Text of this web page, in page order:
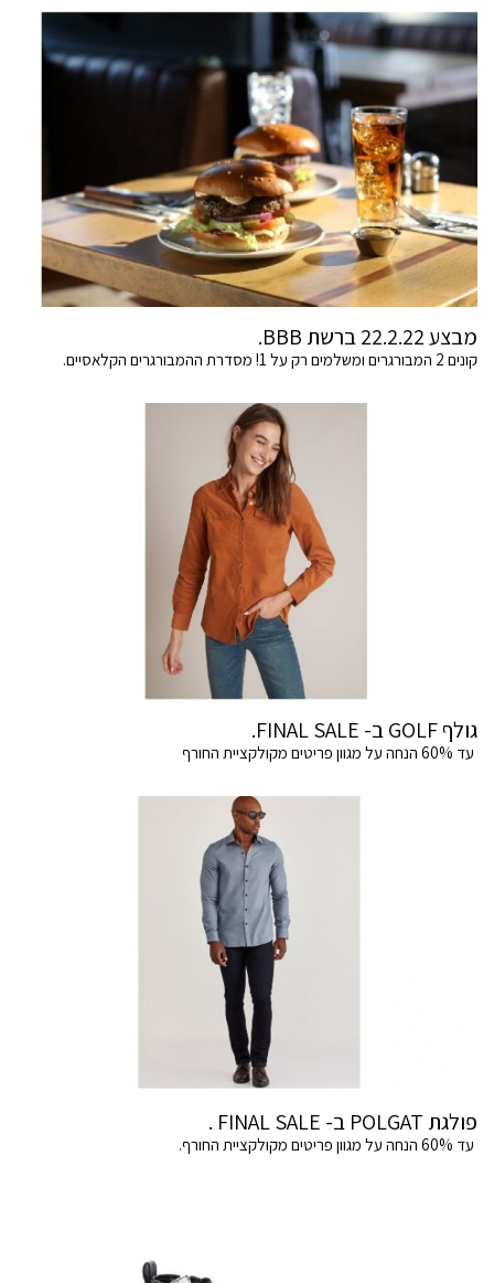
מבצע 22.2.22 ברשת BBB.
קונים 2 המבורגרים ומשלמים רק על 1! מסדרת ההמבורגרים הקלאסיים.
גולף GOLF ב- FINAL SALE.
עד 60% הנחה על מגוון פריטים מקולקציית החורף
פולגת POLGAT ב- FINAL SALE .
עד 60% הנחה על מגוון פריטים מקולקציית החורף.